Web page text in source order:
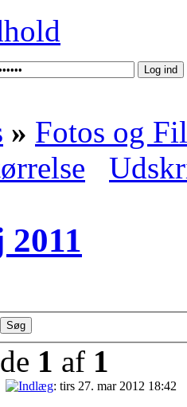
» Fotos og
1 af 1
: tirs 27. mar 2012 18:42